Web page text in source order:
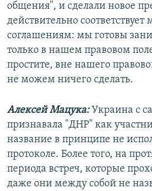
общения", и сделали новое
действительно
соглашениям: мы готовы
только в нашем правовом
простите, вне нашего
не можем ничего сделать.
Алексей Мацука: Украина с
признавала "ДНР" как
название в принципе не
протоколе. Более того, на
периода встреч, которые
даже они между собой не